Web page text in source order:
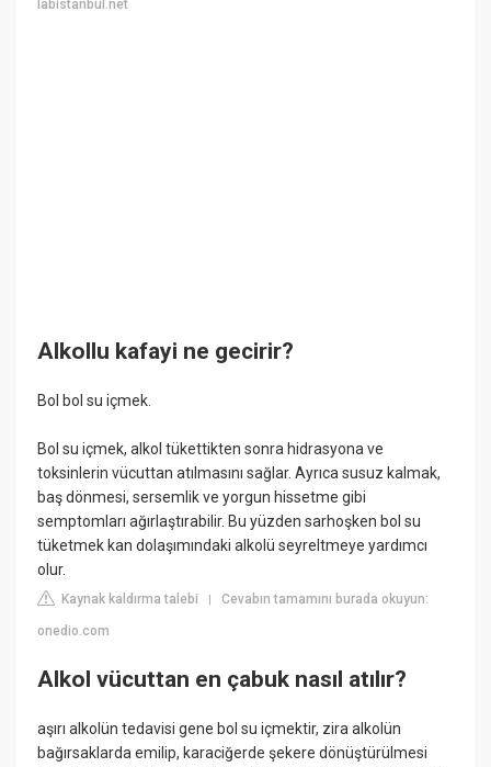
labistanbul.net
Alkollu kafayi ne gecirir?
Bol bol su içmek.
Bol su içmek, alkol tükettikten sonra hidrasyona ve
toksinlerin vücuttan atılmasını sağlar. Ayrıca susuz kalmak,
baş dönmesi, sersemlik ve yorgun hissetme gibi
semptomları ağırlaştırabilir. Bu yüzden sarhoşken bol su
tüketmek kan dolaşımındaki alkolü seyreltmeye yardımcı
olur.
Kaynak kaldırma talebi |Cevabın tamamını burada okuyun:
onedio.com
Alkol vücuttan en çabuk nasıl atılır?
aşırı alkolün tedavisi gene bol su içmektir, zira alkolün
bağırsaklarda emilip, karaciğerde şekere dönüştürülmesi